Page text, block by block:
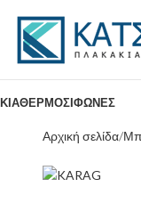
ΘΕΡΜΟΣΊΦΩΝΕΣ
Αρχική σελίδα